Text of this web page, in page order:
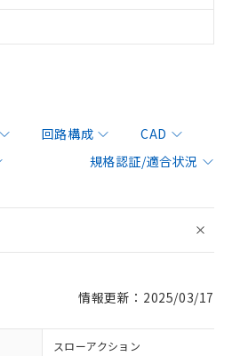
回路構成
CAD
規格認証/適合状況
情報更新：2025/03/17
スローアクション